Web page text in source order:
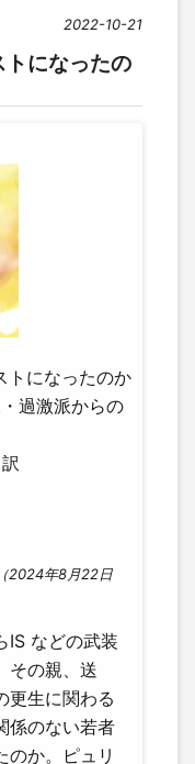
2022-10-21
になったの
トになったのか
過激派からの
2024年8月22日
IS などの武装
その親、送
更生に関わる
係のない若者
のか。ピュリ